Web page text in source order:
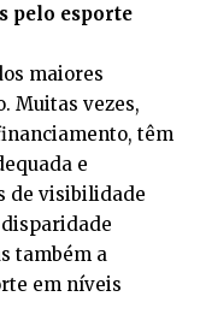
pelo esporte
maiores
Muitas vezes,
têm
e
de visibilidade
disparidade
também a
em níveis